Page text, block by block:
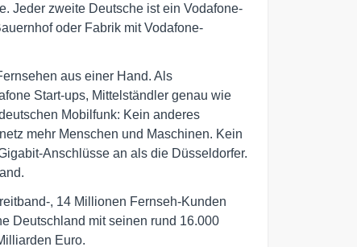
Jeder zweite Deutsche ist ein Vodafone-
oder Fabrik mit Vodafone-
aus einer Hand. Als
Start-ups, Mittelständler genau wie
Mobilfunk: Kein anderes
mehr Menschen und Maschinen. Kein
Anschlüsse an als die Düsseldorfer.
, 14 Millionen Fernseh-Kunden
Deutschland mit seinen rund 16.000
Euro.